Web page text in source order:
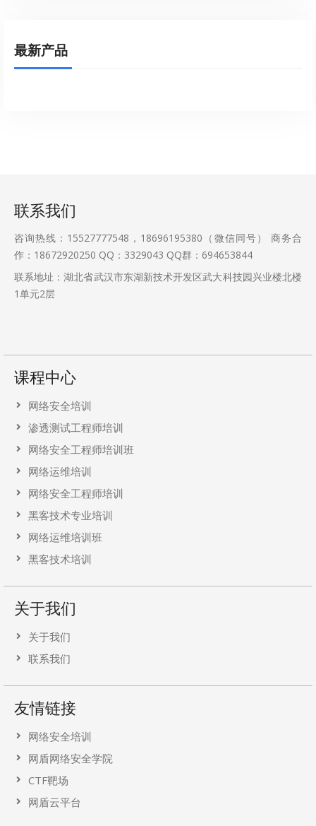
最新产品
联系我们
咨询热线：15527777548，18696195380（微信同号） 商务合
作：18672920250 QQ：3329043 QQ群：694653844
联系地址：湖北省武汉市东湖新技术开发区武大科技园兴业楼北楼
1单元2层
课程中心
网络安全培训
渗透测试工程师培训
网络安全工程师培训班
网络运维培训
网络安全工程师培训
黑客技术专业培训
网络运维培训班
黑客技术培训
关于我们
关于我们
联系我们
友情链接
网络安全培训
网盾网络安全学院
CTF靶场
网盾云平台